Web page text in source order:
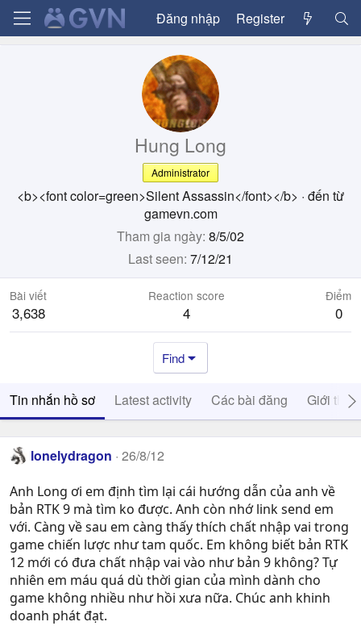
Đăng nhập Register
Hung Long
Administrator
<b><font color=green>Silent Assassin</font></b> · đến từ
gamevn.com
Tham gia ngày 8/5/02
Last seen 7/12/21
Bài viết
3,638
Reaction score
4
Điểm
0
Find
Tin nhắn hồ sơ Latest activity Các bài đăng Giới thiệu
lonelydragon 26/8/12
Anh Long ơi em định tìm lại cái hướng dẫn của anh về
bản RTK 9 mà tìm ko được. Anh còn nhớ link send em
với. Càng về sau em càng thấy thích chất nhập vai trong
game chiến lược như tam quốc. Em không biết bản RTK
12 mới có đưa chất nhập vai vào như bản 9 không? Tự
nhiên em máu quá dù thời gian của mình dành cho
game không nhiều như hồi xưa nữa. Chúc anh khinh
doanh phát đạt.